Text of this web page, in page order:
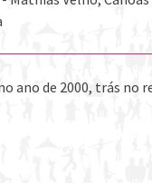
ano de 2000, trás no